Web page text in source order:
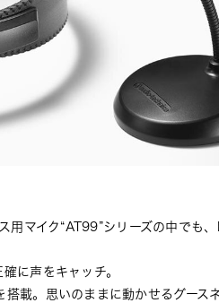
マイク“AT99”シリーズの中でも
に声をキャッチ。
載。思いのままに動かせるグース